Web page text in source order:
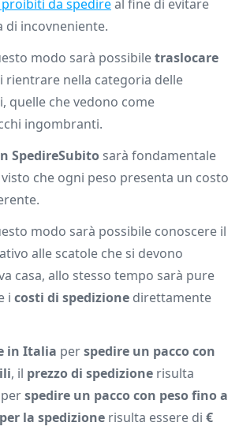
da spedireal fine di evitare
di incovneniente.
modo sarà possibiletraslocare
rientrare nella categoria delle
quelle che vedono come
ingombranti.
SpedireSubito sarà fondamentale
che ogni peso presenta un costo
modo sarà possibile conoscere il
alle scatole che si devono
casa, allo stesso tempo sarà pure
i costi di spedizione direttamente
in Italia perspedire un pacco con
, il prezzo di spedizione risulta
spedire un pacco con peso fino a
la spedizione risulta essere di €